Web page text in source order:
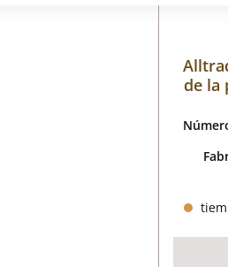
de la